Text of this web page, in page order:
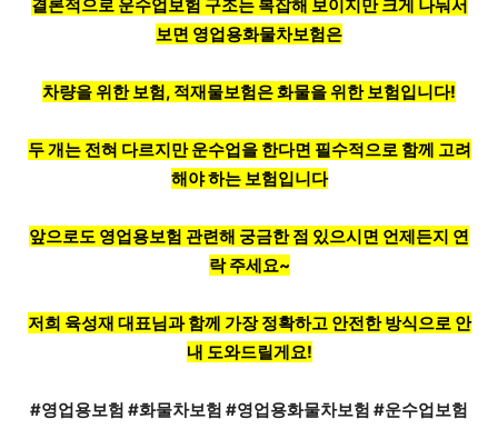
결론적으로 운수업보험 구조는 복잡해 보이지만 크게 나눠서
보면 영업용화물차보험은
차량을 위한 보험, 적재물보험은 화물을 위한 보험입니다!
두 개는 전혀 다르지만 운수업을 한다면 필수적으로 함께 고려
해야 하는 보험입니다
앞으로도 영업용보험 관련해 궁금한 점 있으시면 언제든지 연
락 주세요~
저희 육성재 대표님과 함께 가장 정확하고 안전한 방식으로 안
내 도와드릴게요!
#영업용보험 #화물차보험 #영업용화물차보험 #운수업보험